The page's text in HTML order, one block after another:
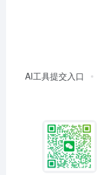
AI工具提交入口